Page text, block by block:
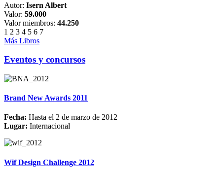
Autor: Isern Albert
Valor: 59.000
Valor miembros: 44.250
1 2 3 4 5 6 7
Más Libros
Eventos y concursos
Brand New Awards 2011
Fecha: Hasta el 2 de marzo de 2012
Lugar: Internacional
Wif Design Challenge 2012